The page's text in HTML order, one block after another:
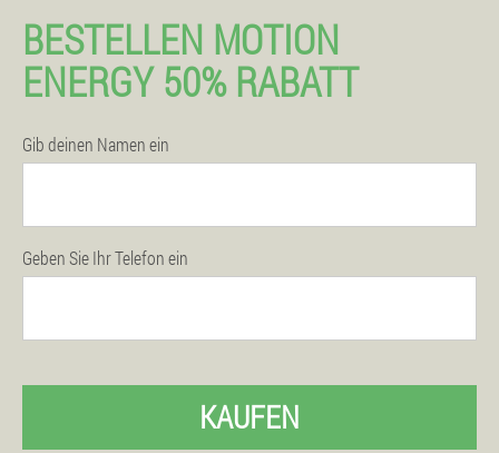
BESTELLEN MOTION
ENERGY 50% RABATT
Gib deinen Namen ein
Geben Sie Ihr Telefon ein
KAUFEN